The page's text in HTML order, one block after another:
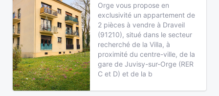
Orge vous propose en
exclusivité un appartement de
2 pièces à vendre à Draveil
(91210), situé dans le secteur
recherché de la Villa, à
proximité du centre-ville, de la
gare de Juvisy-sur-Orge (RER
C et D) et de la b